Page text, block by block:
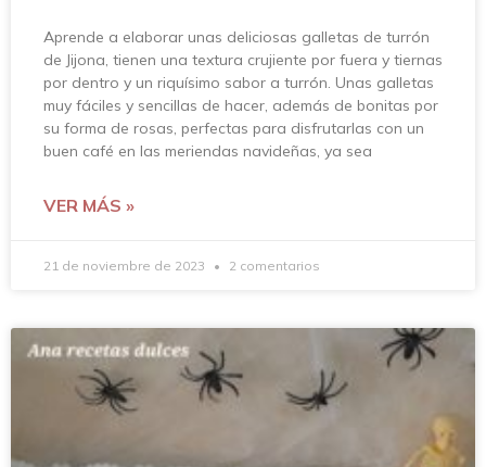
Aprende a elaborar unas deliciosas galletas de turrón
de Jijona, tienen una textura crujiente por fuera y tiernas
por dentro y un riquísimo sabor a turrón. Unas galletas
muy fáciles y sencillas de hacer, además de bonitas por
su forma de rosas, perfectas para disfrutarlas con un
buen café en las meriendas navideñas, ya sea
VER MÁS »
21 de noviembre de 2023 2 comentarios